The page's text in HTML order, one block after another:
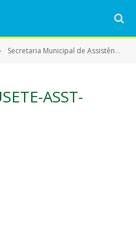
Secretaria Municipal de Assistência Social
ASST-